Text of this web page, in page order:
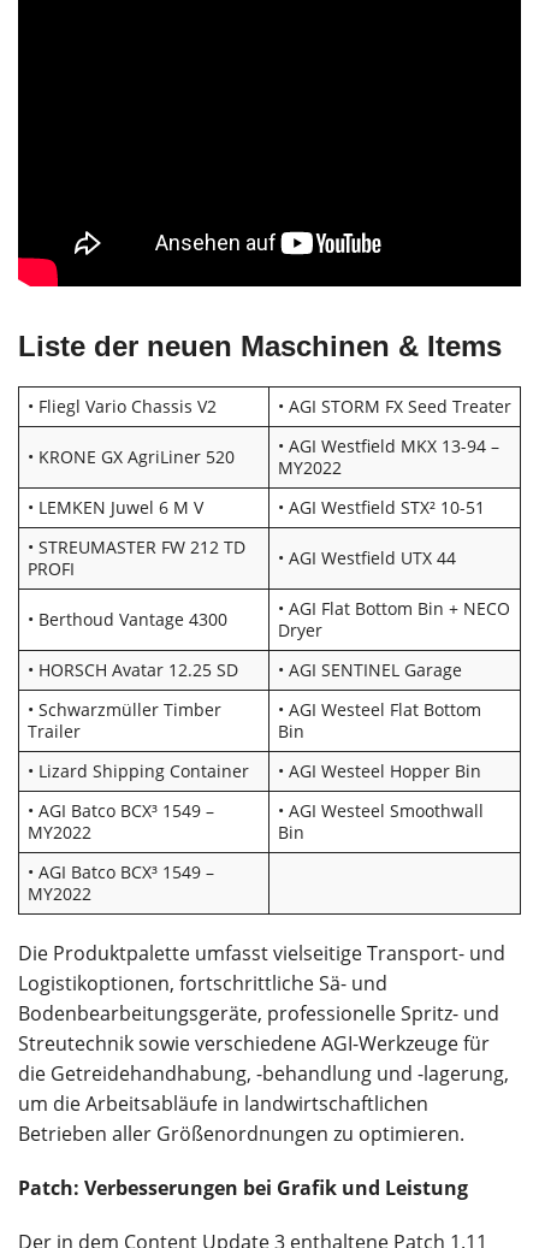
Liste der neuen Maschinen & Items
• Fliegl Vario Chassis V2 • AGI STORM FX Seed Treater
• KRONE GX AgriLiner 520
• AGI Westfield MKX 13-94 –
MY2022
• LEMKEN Juwel 6 M V
• AGI Westfield STX² 10-51
• STREUMASTER FW 212 TD
PROFI
• AGI Westfield UTX 44
• Berthoud Vantage 4300
• AGI Flat Bottom Bin + NECO
Dryer
• HORSCH Avatar 12.25 SD
• AGI SENTINEL Garage
• Schwarzmüller Timber
Trailer
• AGI Westeel Flat Bottom
Bin
• Lizard Shipping Container
• AGI Westeel Hopper Bin
• AGI Batco BCX³ 1549 –
MY2022
• AGI Westeel Smoothwall
Bin
• AGI Batco BCX³ 1549 –
MY2022
Die Produktpalette umfasst vielseitige Transport- und
Logistikoptionen, fortschrittliche Sä- und
Bodenbearbeitungsgeräte, professionelle Spritz- und
Streutechnik sowie verschiedene AGI-Werkzeuge für
die Getreidehandhabung, -behandlung und -lagerung,
um die Arbeitsabläufe in landwirtschaftlichen
Betrieben aller Größenordnungen zu optimieren.
Patch: Verbesserungen bei Grafik und Leistung
Der in dem Content Update 3 enthaltene Patch 1.11